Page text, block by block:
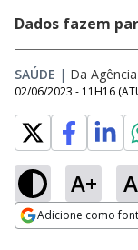
Dados fazem
SAÚDE | Da
02/06/2023 - 11H16
A+
Adicione como